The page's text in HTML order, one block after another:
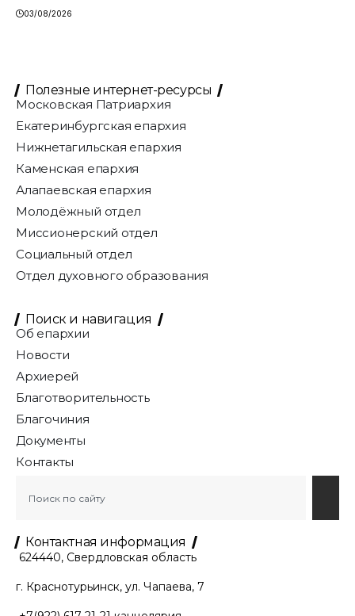
03/08/2026
Полезные интернет-ресурсы
Московская Патриархия
Екатеринбургская епархия
Нижнетагильская епархия
Каменская епархия
Алапаевская епархия
Молодёжный отдел
Миссионерский отдел
Социальный отдел
Отдел духовного образования
Поиск и навигация
Об епархии
Новости
Архиерей
Благотворительность
Благочиния
Документы
Контакты
Контактная информация
624440, Свердловская область
г. Краснотурьинск, ул. Чапаева, 7